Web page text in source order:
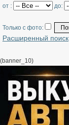
от :
до:
Только с фото:
Расширенный поиск
(banner_10)